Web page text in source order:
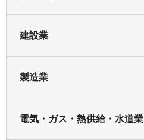
建設業
製造業
電気・ガス・熱供給・水道業